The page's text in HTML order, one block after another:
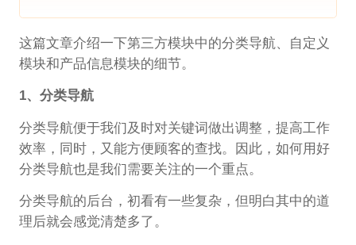
这篇文章介绍一下第三方模块中的分类导航、自定义
模块和产品信息模块的细节。
1、分类导航
分类导航便于我们及时对关键词做出调整，提高工作
效率，同时，又能方便顾客的查找。因此，如何用好
分类导航也是我们需要关注的一个重点。
分类导航的后台，初看有一些复杂，但明白其中的道
理后就会感觉清楚多了。